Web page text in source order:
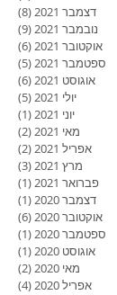
דצמבר 2021
(8)
נובמבר 2021
(9)
אוקטובר 2021
(6)
ספטמבר 2021
(5)
אוגוסט 2021
(6)
יולי 2021
(5)
יוני 2021
(1)
מאי 2021
(2)
אפריל 2021
(2)
מרץ 2021
(3)
פברואר 2021
(1)
דצמבר 2020
(1)
אוקטובר 2020
(6)
ספטמבר 2020
(1)
אוגוסט 2020
(1)
מאי 2020
(2)
אפריל 2020
(4)